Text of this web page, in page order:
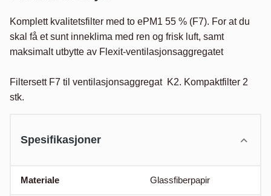
Komplett kvalitetsfilter med to ePM1 55 % (F7). For at du
skal få et sunt inneklima med ren og frisk luft, samt
maksimalt utbytte av Flexit-ventilasjonsaggregatet
Filtersett F7 til ventilasjonsaggregat  K2. Kompaktfilter 2
stk.
Spesifikasjoner
Materiale Glassfiberpapir